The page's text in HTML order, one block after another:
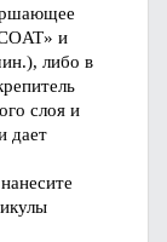
» и
либо в
слоя и
дает